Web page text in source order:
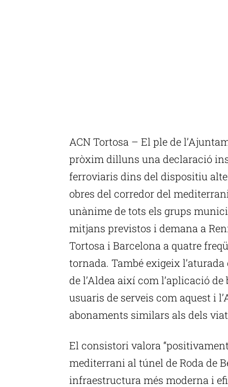
ACN Tortosa – El ple de
pròxim dilluns una declaració
ferroviaris dins del dispositiu
obres del corredor del
unànime de tots els grups
mitjans previstos i demana a
Tortosa i Barcelona a quatre
tornada. També exigeix
de l’Aldea així com l’aplicació
usuaris de serveis com aquest i
abonaments similars als dels
El consistori valora
mediterrani al túnel de Roda de
infraestructura més moderna i